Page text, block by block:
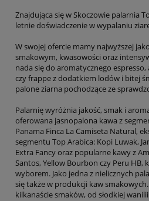
Znajdująca się w Skoczowie palarnia
letnie doświadczenie w wypalaniu
W swojej ofercie mamy najwyższej
smakowym, kwasowości oraz
nada się do aromatycznego
czy frappe z dodatkiem lodów i bitej
palone ziarna pochodzące ze
Palarnię wyróżnia jakość, smak i
oferowana jasnopalona kawa z
Panama Finca La Camiseta Natural,
segmentu Top Arabica: Kopi Luwak,
Extra Fancy oraz popularne kawy z
Santos, Yellow Bourbon czy Peru HB,
wyborem. Jako jedna z nielicznych
się także w produkcji kaw
kilkanaście smaków, od słodkiej